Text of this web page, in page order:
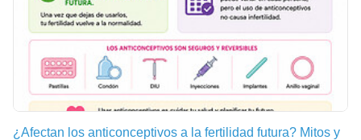
¿Afectan los anticonceptivos a la fertilidad futura? Mitos y